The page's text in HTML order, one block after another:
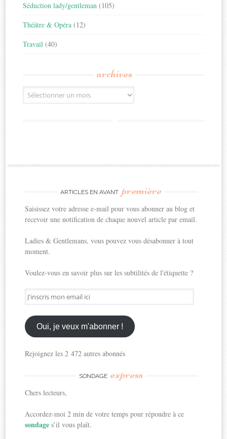
Séduction lady/gentleman (105)
Théâtre & Opéra (12)
Travail (40)
archives
Archives
ARTICLES EN AVANT première
Saisissez votre adresse e-mail pour vous abonner au blog et
recevoir une notification de chaque nouvel article par email.
Ladies & Gentlemans, vous pouvez vous désabonner à tout
moment.
Voulez-vous en savoir plus sur les subtilités de l'étiquette ?
J'inscris
mon
email
ici
Oui, je veux m'abonner !
Rejoignez les 2 472 autres abonnés
SONDAGE express
Chers lecteurs,
Accordez-moi 2 min de votre temps pour répondre à ce
sondages’il vous plaît.